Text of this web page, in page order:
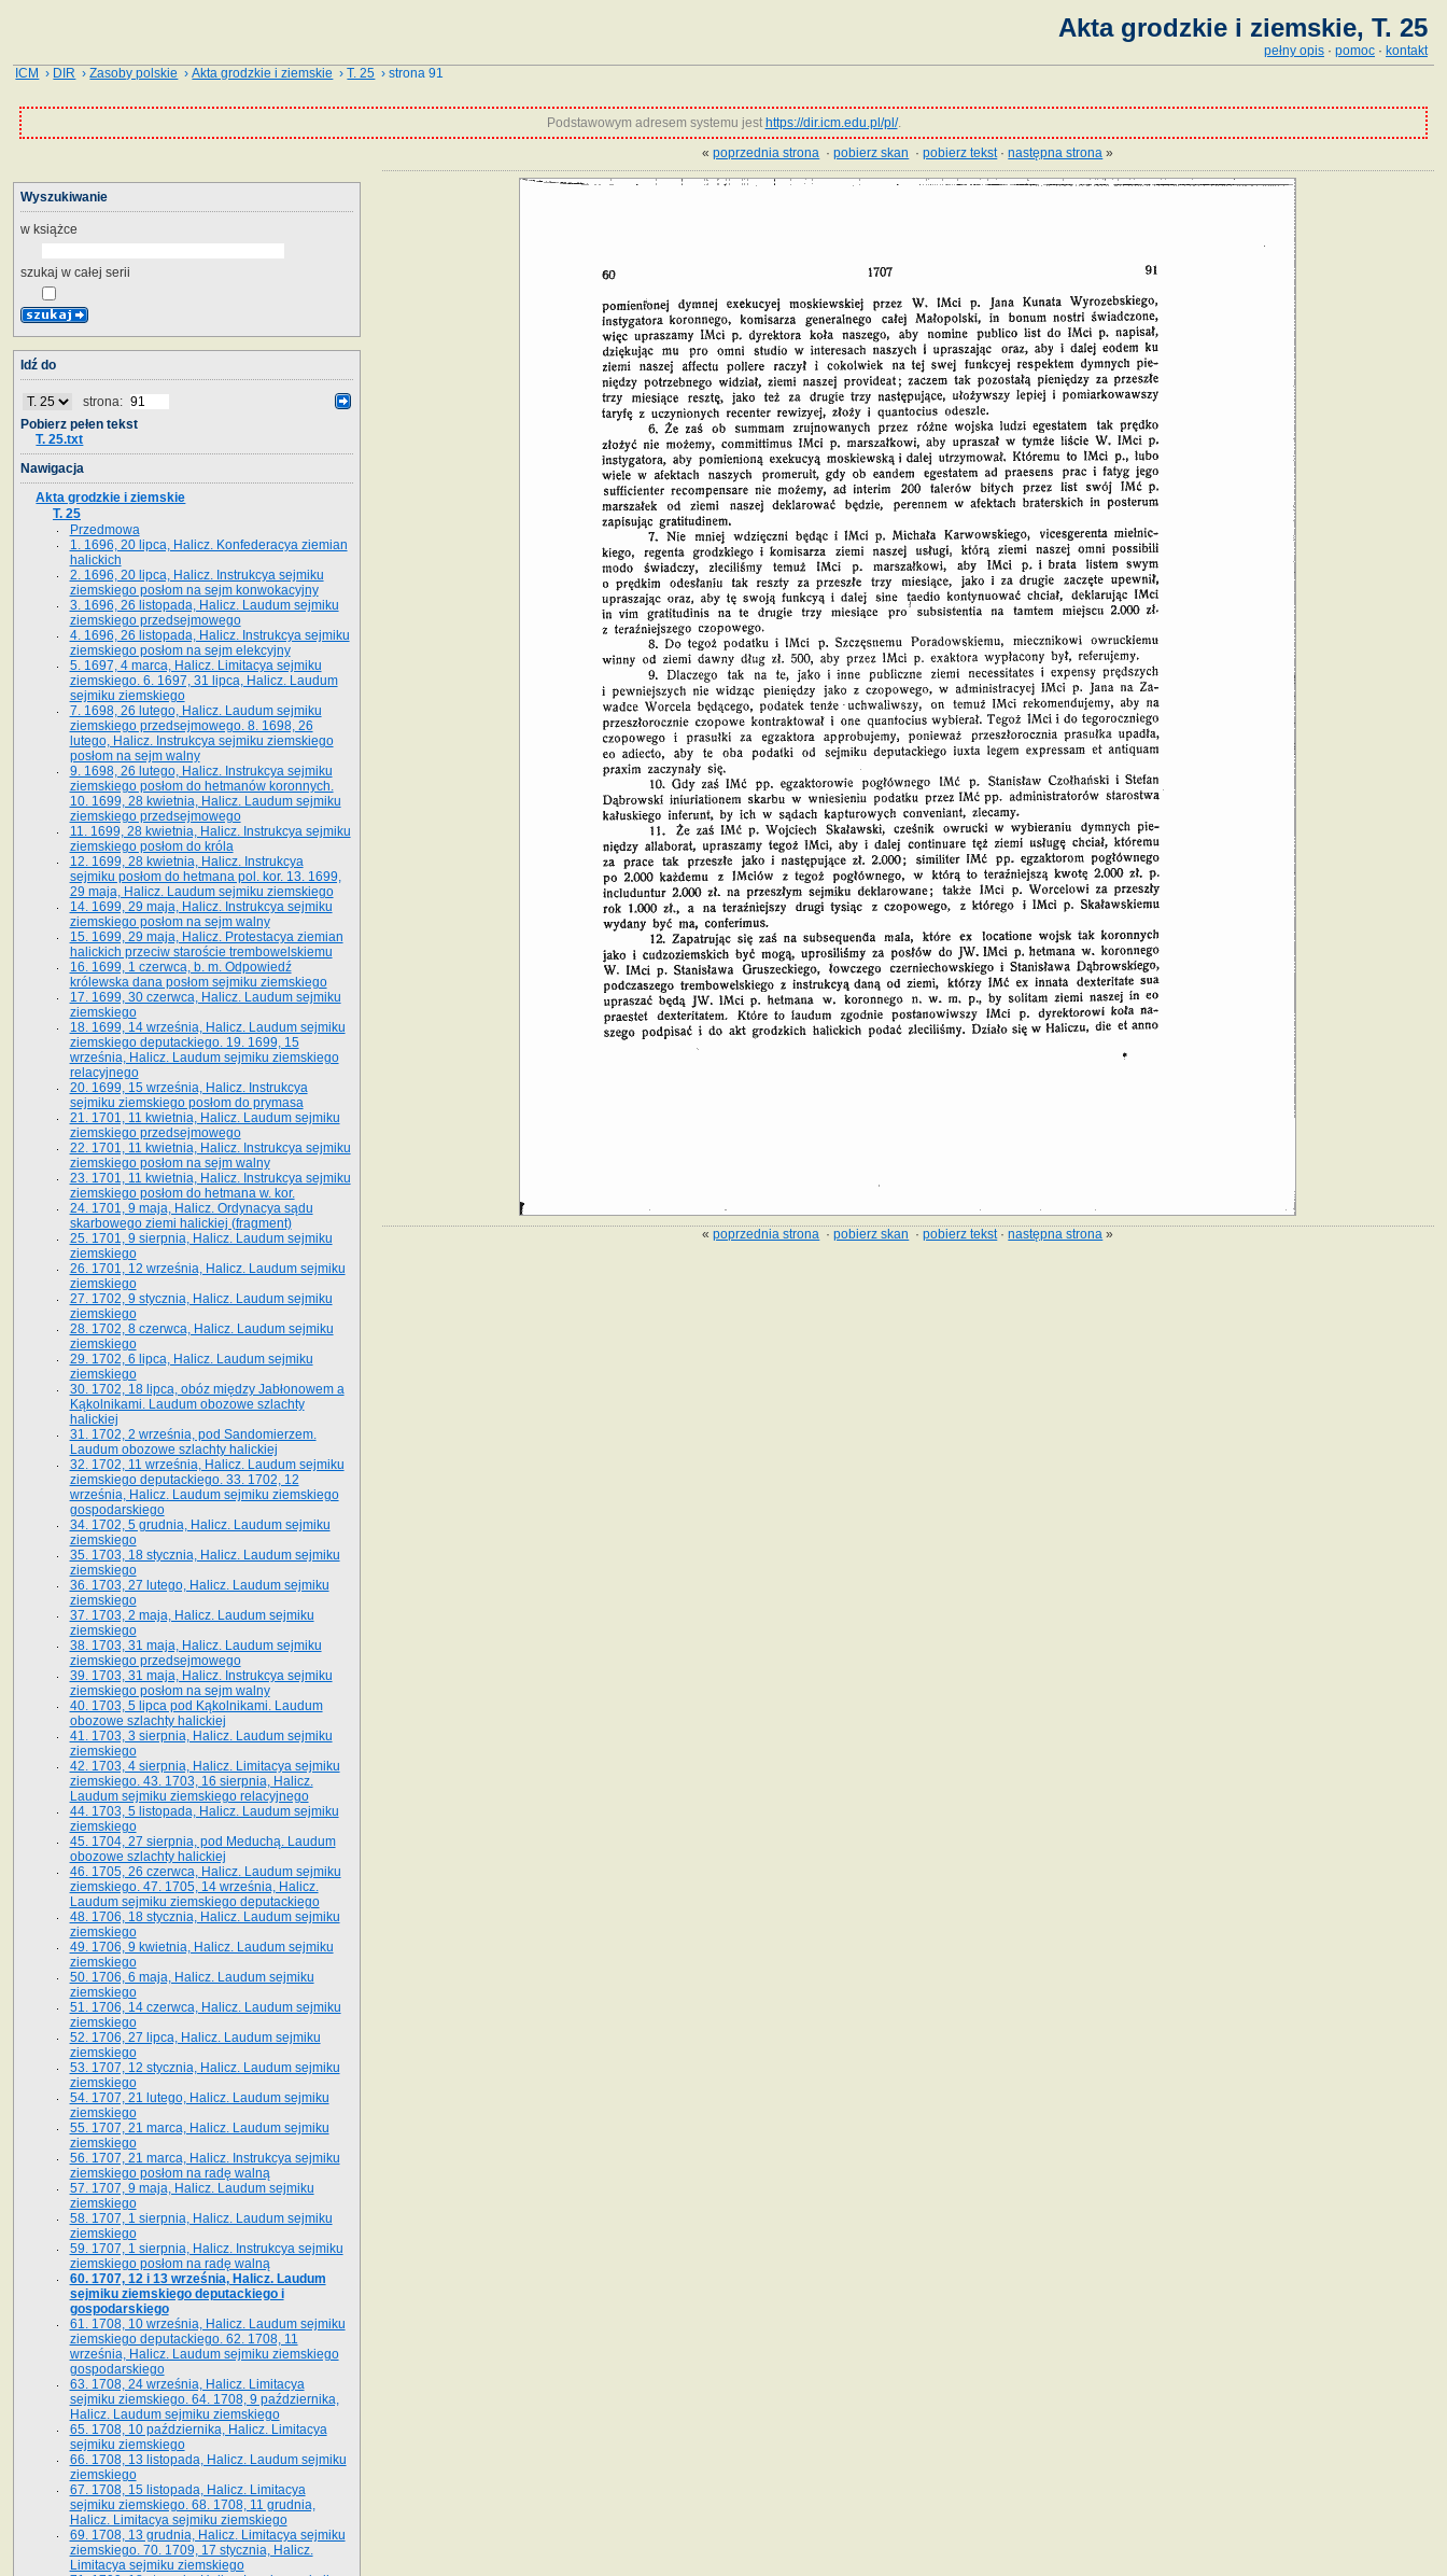
Akta grodzkie i ziemskie, T. 25
pełny opis · pomoc · kontakt
ICM › DIR ›Zasoby polskie ›Akta grodzkie i ziemskie ›T. 25 › strona 91
Podstawowym adresem systemu jest https://dir.icm.edu.pl/pl/.
«poprzednia strona ·pobierz skan ·pobierz tekst·następna strona »
«poprzednia strona ·pobierz skan ·pobierz tekst·następna strona »
Wyszukiwanie
w książce
szukaj w całej serii
Idź do
strona:
Pobierz pełen tekst
T. 25.txt
Nawigacja
Akta grodzkie i ziemskie
T. 25
Przedmowa
1. 1696, 20 lipca, Halicz. Konfederacya ziemian
halickich
2. 1696, 20 lipca, Halicz. Instrukcya sejmiku
ziemskiego posłom na sejm konwokacyjny
3. 1696, 26 listopada, Halicz. Laudum sejmiku
ziemskiego przedsejmowego
4. 1696, 26 listopada, Halicz. Instrukcya sejmiku
ziemskiego posłom na sejm elekcyjny
5. 1697, 4 marca, Halicz. Limitacya sejmiku
ziemskiego. 6. 1697, 31 lipca, Halicz. Laudum
sejmiku ziemskiego
7. 1698, 26 lutego, Halicz. Laudum sejmiku
ziemskiego przedsejmowego. 8. 1698, 26
lutego, Halicz. Instrukcya sejmiku ziemskiego
posłom na sejm walny
9. 1698, 26 lutego, Halicz. Instrukcya sejmiku
ziemskiego posłom do hetmanów koronnych.
10. 1699, 28 kwietnia, Halicz. Laudum sejmiku
ziemskiego przedsejmowego
11. 1699, 28 kwietnia, Halicz. Instrukcya sejmiku
ziemskiego posłom do króla
12. 1699, 28 kwietnia, Halicz. Instrukcya
sejmiku posłom do hetmana pol. kor. 13. 1699,
29 maja, Halicz. Laudum sejmiku ziemskiego
14. 1699, 29 maja, Halicz. Instrukcya sejmiku
ziemskiego posłom na sejm walny
15. 1699, 29 maja, Halicz. Protestacya ziemian
halickich przeciw staroście trembowelskiemu
16. 1699, 1 czerwca, b. m. Odpowiedź
królewska dana posłom sejmiku ziemskiego
17. 1699, 30 czerwca, Halicz. Laudum sejmiku
ziemskiego
18. 1699, 14 września, Halicz. Laudum sejmiku
ziemskiego deputackiego. 19. 1699, 15
września, Halicz. Laudum sejmiku ziemskiego
relacyjnego
20. 1699, 15 września, Halicz. Instrukcya
sejmiku ziemskiego posłom do prymasa
21. 1701, 11 kwietnia, Halicz. Laudum sejmiku
ziemskiego przedsejmowego
22. 1701, 11 kwietnia, Halicz. Instrukcya sejmiku
ziemskiego posłom na sejm walny
23. 1701, 11 kwietnia, Halicz. Instrukcya sejmiku
ziemskiego posłom do hetmana w. kor.
24. 1701, 9 maja, Halicz. Ordynacya sądu
skarbowego ziemi halickiej (fragment)
25. 1701, 9 sierpnia, Halicz. Laudum sejmiku
ziemskiego
26. 1701, 12 września, Halicz. Laudum sejmiku
ziemskiego
27. 1702, 9 stycznia, Halicz. Laudum sejmiku
ziemskiego
28. 1702, 8 czerwca, Halicz. Laudum sejmiku
ziemskiego
29. 1702, 6 lipca, Halicz. Laudum sejmiku
ziemskiego
30. 1702, 18 lipca, obóz między Jabłonowem a
Kąkolnikami. Laudum obozowe szlachty
halickiej
31. 1702, 2 września, pod Sandomierzem.
Laudum obozowe szlachty halickiej
32. 1702, 11 września, Halicz. Laudum sejmiku
ziemskiego deputackiego. 33. 1702, 12
września, Halicz. Laudum sejmiku ziemskiego
gospodarskiego
34. 1702, 5 grudnia, Halicz. Laudum sejmiku
ziemskiego
35. 1703, 18 stycznia, Halicz. Laudum sejmiku
ziemskiego
36. 1703, 27 lutego, Halicz. Laudum sejmiku
ziemskiego
37. 1703, 2 maja, Halicz. Laudum sejmiku
ziemskiego
38. 1703, 31 maja, Halicz. Laudum sejmiku
ziemskiego przedsejmowego
39. 1703, 31 maja, Halicz. Instrukcya sejmiku
ziemskiego posłom na sejm walny
40. 1703, 5 lipca pod Kąkolnikami. Laudum
obozowe szlachty halickiej
41­. 1703, 3 sierpnia, Halicz. Laudum sejmiku
ziemskiego
42. 1703, 4 sierpnia, Halicz. Limitacya sejmiku
ziemskiego. 43. 1703, 16 sierpnia, Halicz.
Laudum sejmiku ziemskiego relacyjnego
44. 1703, 5 listopada, Halicz. Laudum sejmiku
ziemskiego
45. 1704, 27 sierpnia, pod Meduchą. Laudum
obozowe szlachty halickiej
46. 1705, 26 czerwca, Halicz. Laudum sejmiku
ziemskiego. 47. 1705, 14 września, Halicz.
Laudum sejmiku ziemskiego deputackiego
48. 1706, 18 stycznia, Halicz. Laudum sejmiku
ziemskiego
49. 1706, 9 kwietnia, Halicz. Laudum sejmiku
ziemskiego
50. 1706, 6 maja, Halicz. Laudum sejmiku
ziemskiego
51. 1706, 14 czerwca, Halicz. Laudum sejmiku
ziemskiego
52. 1706, 27 lipca, Halicz. Laudum sejmiku
ziemskiego
53. 1707, 12 stycznia, Halicz. Laudum sejmiku
ziemskiego
54. 1707, 21 lutego, Halicz. Laudum sejmiku
ziemskiego
55. 1707, 21 marca, Halicz. Laudum sejmiku
ziemskiego
56. 1707, 21 marca, Halicz. Instrukcya sejmiku
ziemskiego posłom na radę walną
57. 1707, 9 maja, Halicz. Laudum sejmiku
ziemskiego
58. 1707, 1 sierpnia, Halicz. Laudum sejmiku
ziemskiego
59. 1707, 1 sierpnia, Halicz. Instrukcya sejmiku
ziemskiego posłom na radę walną
60. 1707, 12 i 13 września, Halicz. Laudum
sejmiku ziemskiego deputackiego i
gospodarskiego
61. 1708, 10 września, Halicz. Laudum sejmiku
ziemskiego deputackiego. 62. 1708, 11
września, Halicz. Laudum sejmiku ziemskiego
gospodarskiego
63. 1708, 24 września, Halicz. Limitacya
sejmiku ziemskiego. 64. 1708, 9 października,
Halicz. Laudum sejmiku ziemskiego
65­. 1708, 10 października, Halicz. Limitacya
sejmiku ziemskiego
66. 1708, 13 listopada, Halicz. Laudum sejmiku
ziemskiego
67. 1708, 15 listopada, Halicz. Limitacya
sejmiku ziemskiego. 68. 1708, 11 grudnia,
Halicz. Limitacya sejmiku ziemskiego
69. 1708, 13 grudnia, Halicz. Limitacya sejmiku
ziemskiego. 70. 1709, 17 stycznia, Halicz.
Limitacya sejmiku ziemskiego